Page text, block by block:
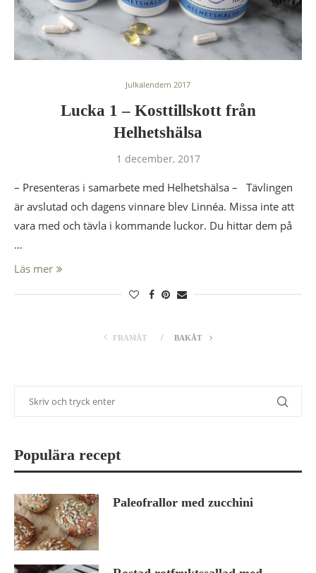
Julkalendern 2017
Lucka 1 – Kosttillskott från
Helhetshälsa
1 december, 2017
– Presenteras i samarbete med Helhetshälsa – Tävlingen
är avslutad och dagens vinnare blev Linnéa. Missa inte att
vara med och tävla i kommande luckor. Du hittar dem på
…
Läs mer
FRAMÅT BAKÅT
Populära recept
Paleofrallor med zucchini